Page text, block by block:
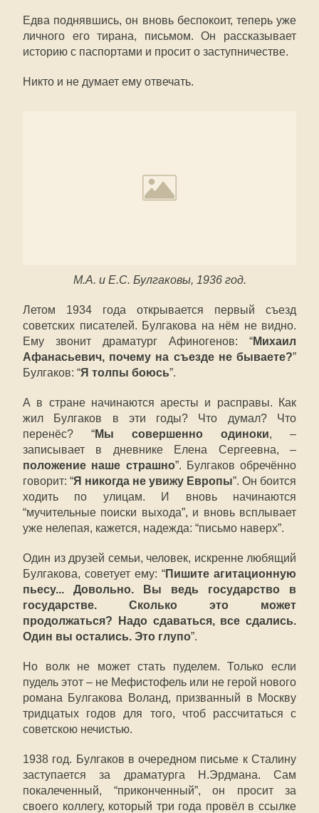
Едва поднявшись, он вновь беспокоит, теперь уже
личного его тирана, письмом. Он рассказывает
историю с паспортами и просит о заступничестве.
Никто и не думает ему отвечать.
М.А. и Е.С. Булгаковы, 1936 год.
Летом 1934 года открывается первый съезд
советских писателей. Булгакова на нём не видно.
Ему звонит драматург Афиногенов: “Михаил
Афанасьевич, почему на съезде не бываете?”
Булгаков: “Я толпы боюсь”.
А в стране начинаются аресты и расправы. Как
жил Булгаков в эти годы? Что думал? Что
перенёс? “Мы совершенно одиноки, –
записывает в дневнике Елена Сергеевна, –
положение наше страшно”. Булгаков обречённо
говорит: “Я никогда не увижу Европы”. Он боится
ходить по улицам. И вновь начинаются
“мучительные поиски выхода”, и вновь всплывает
уже нелепая, кажется, надежда: “письмо наверх”.
Один из друзей семьи, человек, искренне любящий
Булгакова, советует ему: “Пишите агитационную
пьесу... Довольно. Вы ведь государство в
государстве. Сколько это может
продолжаться? Надо сдаваться, все сдались.
Один вы остались. Это глупо”.
Но волк не может стать пуделем. Только если
пудель этот – не Мефистофель или не герой нового
романа Булгакова Воланд, призванный в Москву
тридцатых годов для того, чтоб рассчитаться с
советскою нечистью.
1938 год. Булгаков в очередном письме к Сталину
заступается за драматурга Н.Эрдмана. Сам
покалеченный, “приконченный”, он просит за
своего коллегу, который три года провёл в ссылке